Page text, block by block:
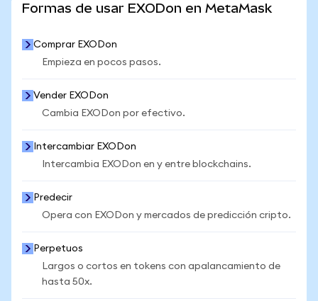
Formas de usar EXODon en MetaMask
Comprar EXODon
Empieza en pocos pasos.
Vender EXODon
Cambia EXODon por efectivo.
Intercambiar EXODon
Intercambia EXODon en y entre blockchains.
Predecir
Opera con EXODon y mercados de predicción cripto.
Perpetuos
Largos o cortos en tokens con apalancamiento de
hasta 50x.